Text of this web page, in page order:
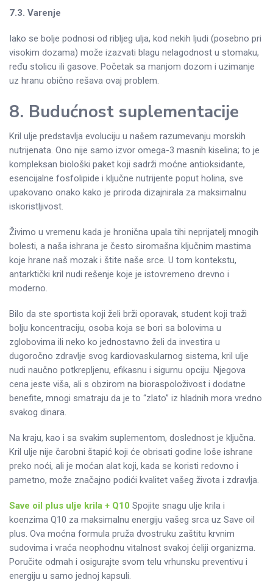
7.3. Varenje
Iako se bolje podnosi od ribljeg ulja, kod nekih ljudi (posebno pri
visokim dozama) može izazvati blagu nelagodnost u stomaku,
ređu stolicu ili gasove. Početak sa manjom dozom i uzimanje
uz hranu obično rešava ovaj problem.
8. Budućnost suplementacije
Kril ulje predstavlja evoluciju u našem razumevanju morskih
nutrijenata. Ono nije samo izvor omega-3 masnih kiselina; to je
kompleksan biološki paket koji sadrži moćne antioksidante,
esencijalne fosfolipide i ključne nutrijente poput holina, sve
upakovano onako kako je priroda dizajnirala za maksimalnu
iskoristljivost.
Živimo u vremenu kada je hronična upala tihi neprijatelj mnogih
bolesti, a naša ishrana je često siromašna ključnim mastima
koje hrane naš mozak i štite naše srce. U tom kontekstu,
antarktički kril nudi rešenje koje je istovremeno drevno i
moderno.
Bilo da ste sportista koji želi brži oporavak, student koji traži
bolju koncentraciju, osoba koja se bori sa bolovima u
zglobovima ili neko ko jednostavno želi da investira u
dugoročno zdravlje svog kardiovaskularnog sistema, kril ulje
nudi naučno potkrepljenu, efikasnu i sigurnu opciju. Njegova
cena jeste viša, ali s obzirom na bioraspoloživost i dodatne
benefite, mnogi smatraju da je to “zlato” iz hladnih mora vredno
svakog dinara.
Na kraju, kao i sa svakim suplementom, doslednost je ključna.
Kril ulje nije čarobni štapić koji će obrisati godine loše ishrane
preko noći, ali je moćan alat koji, kada se koristi redovno i
pametno, može značajno podići kvalitet vašeg života i zdravlja.
Save oil plus ulje krila + Q10 Spojite snagu ulje krila i
koenzima Q10 za maksimalnu energiju vašeg srca uz Save oil
plus. Ova moćna formula pruža dvostruku zaštitu krvnim
sudovima i vraća neophodnu vitalnost svakoj ćeliji organizma.
Poručite odmah i osigurajte svom telu vrhunsku preventivu i
energiju u samo jednoj kapsuli.